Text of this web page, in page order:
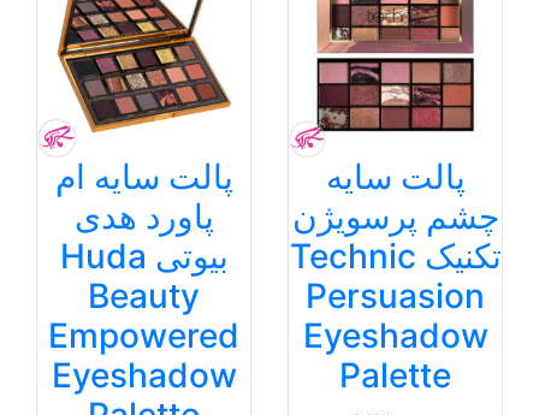
پالت سایه
چشم پرسویژن
تکنیک Technic
Persuasion
Eyeshadow
Palette
پالت سایه ام
پاورد هدی
بیوتی Huda
Beauty
Empowered
Eyeshadow